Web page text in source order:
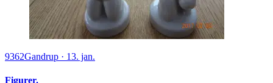
9362Gandrup · 13. jan.
Figurer.